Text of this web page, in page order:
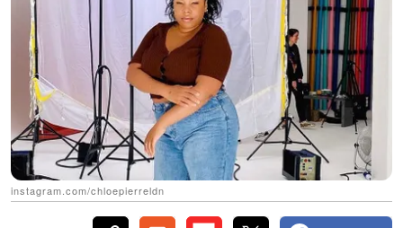
instagram.com/chloepierreldn